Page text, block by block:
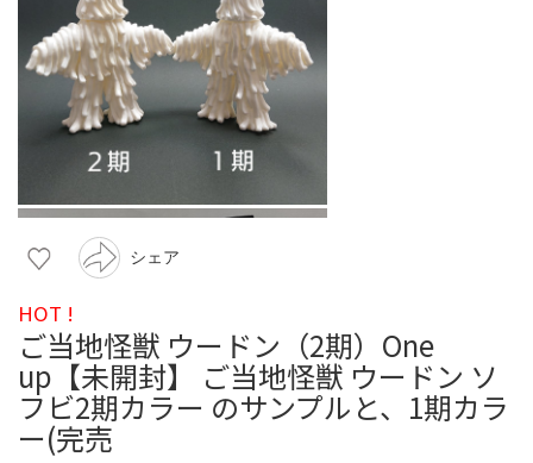
シェア
HOT !
ご当地怪獣 ウードン（2期）One
up【未開封】 ご当地怪獣 ウードン ソ
フビ2期カラー のサンプルと、1期カラ
ー(完売